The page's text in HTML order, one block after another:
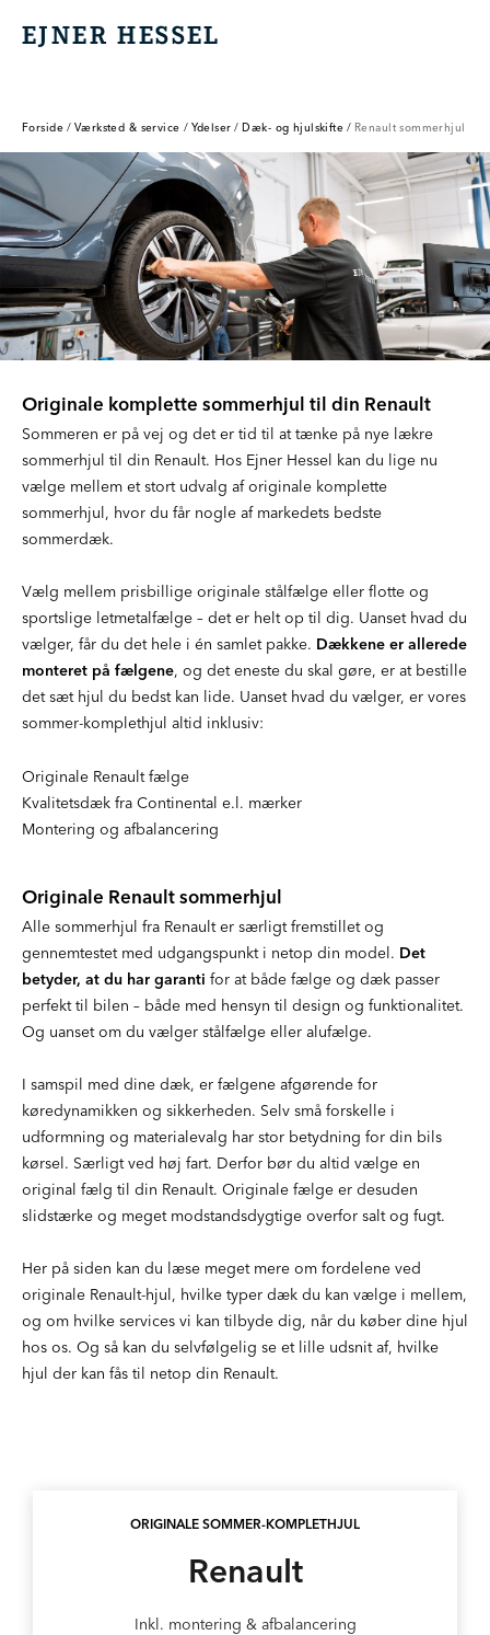
EJNER HESSEL
EJNER HESSEL
Forside / Værksted & service / Ydelser / Dæk- og hjulskifte / Renault sommerhjul
Originale komplette sommerhjul til din Renault
Sommeren er på vej og det er tid til at tænke på nye lækre
sommerhjul til din Renault. Hos Ejner Hessel kan du lige nu
vælge mellem et stort udvalg af originale komplette
sommerhjul, hvor du får nogle af markedets bedste
sommerdæk.
Vælg mellem prisbillige originale stålfælge eller flotte og
sportslige letmetalfælge – det er helt op til dig. Uanset hvad du
vælger, får du det hele i én samlet pakke. Dækkene er allerede
monteret på fælgene, og det eneste du skal gøre, er at bestille
det sæt hjul du bedst kan lide. Uanset hvad du vælger, er vores
sommer-komplethjul altid inklusiv:
Originale Renault fælge
Kvalitetsdæk fra Continental e.l. mærker
Montering og afbalancering
Originale Renault sommerhjul
Alle sommerhjul fra Renault er særligt fremstillet og
gennemtestet med udgangspunkt i netop din model. Det
betyder, at du har garanti for at både fælge og dæk passer
perfekt til bilen – både med hensyn til design og funktionalitet.
Og uanset om du vælger stålfælge eller alufælge.
I samspil med dine dæk, er fælgene afgørende for
køredynamikken og sikkerheden. Selv små forskelle i
udformning og materialevalg har stor betydning for din bils
kørsel. Særligt ved høj fart. Derfor bør du altid vælge en
original fælg til din Renault. Originale fælge er desuden
slidstærke og meget modstandsdygtige overfor salt og fugt.
Her på siden kan du læse meget mere om fordelene ved
originale Renault-hjul, hvilke typer dæk du kan vælge i mellem,
og om hvilke services vi kan tilbyde dig, når du køber dine hjul
hos os. Og så kan du selvfølgelig se et lille udsnit af, hvilke
hjul der kan fås til netop din Renault.
ORIGINALE SOMMER-KOMPLETHJUL
Renault
Inkl. montering & afbalancering